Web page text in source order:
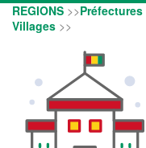
REGIONS >>Préfectures
Villages >>